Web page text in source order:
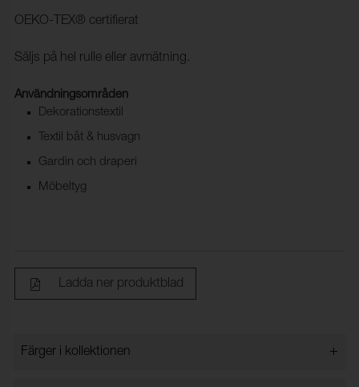
OEKO-TEX® certifierat
Säljs på hel rulle eller avmätning.
Användningsområden
Dekorationstextil
Textil båt & husvagn
Gardin och draperi
Möbeltyg
Ladda ner produktblad
Färger i kollektionen +